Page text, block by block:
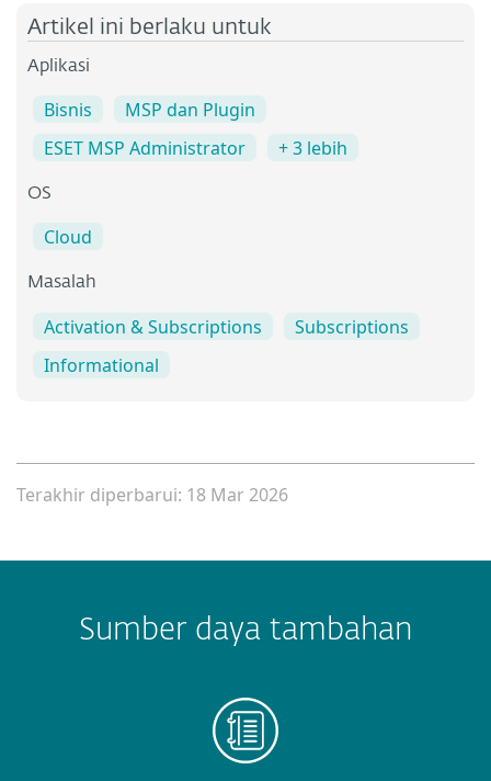
Artikel ini berlaku untuk
Aplikasi
Bisnis
MSP dan Plugin
ESET MSP Administrator
+ 3 lebih
OS
Cloud
Masalah
Activation & Subscriptions
Subscriptions
Informational
Terakhir diperbarui: 18 Mar 2026
Sumber daya tambahan